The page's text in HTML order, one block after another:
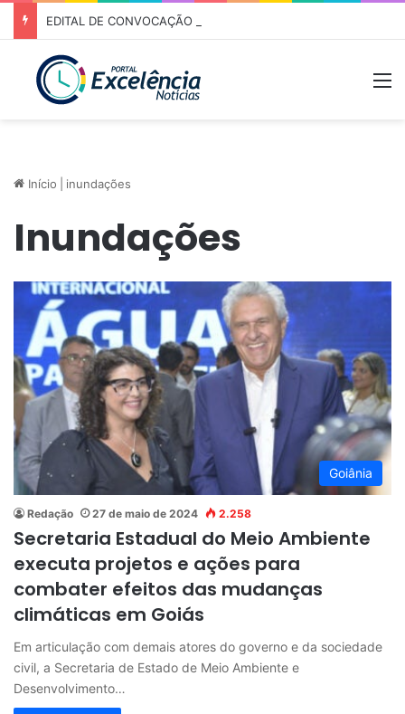
Início inundações
Inundações
Goiânia
Redação 27 de maio de 2024 2.258
Secretaria Estadual do Meio Ambiente
executa projetos e ações para
combater efeitos das mudanças
climáticas em Goiás
Em articulação com demais atores do governo e da sociedade
civil, a Secretaria de Estado de Meio Ambiente e
Desenvolvimento…